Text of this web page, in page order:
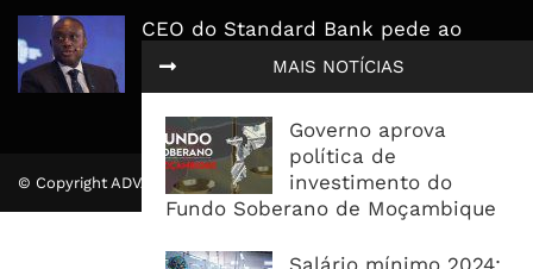
MAIS NOTÍCIAS
Governo aprova
política de
investimento do
Fundo Soberano de Moçambique
Salário mínimo 2024:
CEO do Standard Bank pede ao
Governo que “saia do caminho” e
facilite os negócios
© Copyright ADVALUE. Todos Direitos Reservados.